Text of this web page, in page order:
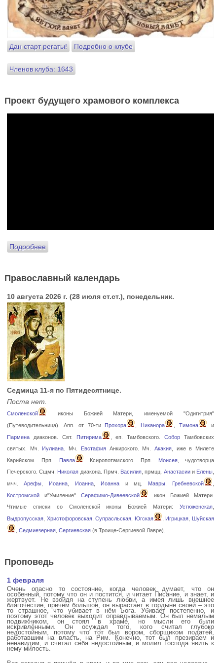
Дан старт регаты! Подробно о клубе
Членов клуба: 1643
Проект будущего храмового комплекса
Подробнее
Православный календарь
10 августа 2026 г. (28 июля ст.ст.), понедельник.
Седмица 11-я по Пятидесятнице.
Поста нет.
Смоленской
иконы Божией Матери, именуемой "Одигитрия"
(Путеводительница). Апп. от 70-ти Прохора Никанора ,Тимона
и
Парменадиаконов. Свт. Питирима , еп. Тамбовского.Собор Тамбовских
святых. Мч. Иулиана . Мч. ЕвстафияАнкирского. Мч. Акакия, иже в Милете
Карийском. Прп.
Павла Ксиропотамского. Прп. Моисея, чудотворца
Печерского. Сщмч. Николая диакона. Прмч. Василия , прмцц. Анастасиии Елены
мчч.Арефы Иоанна, Иоанна, Иоанна и мц. Мавры. Гребневской
Костромскойи"Умиление"Серафимо-Дивеевской
икон Божией Матери.
Чтимые списки со Смоленской иконы Божией Матери:Устюженская
Выдропусская, Христофоровская,Супрасльская Югская Игрицкая
Шуйская
Седмиезерная, Сергиевская(в Троице-Сергиевой Лавре).
Проповедь
1 февраля
Очень опасно то состояние, когда человек думает, что он
особенный, потому что он и постится, и читает Писание, и знает, и
жертвует. Не взойдя на ступень любви, а имея лишь внешнее
благочестие, причём большое, он вырастает в гордыне своей – это
то страшное, что убивает в нём Бога. Убивает постепенно, и
поэтому этот человек выходит оправдываемым. Он был немалым
подвижником, он стоял в храме, но мысли его были
искривлёнными. Он осуждал того, кого считал глубоко
недостойным, потому что тот был вором, сборщиком податей,
работавшим на власть, на Рим. Конечно, тот был презираем и
ненавидим, и считал себя недостойным, и молил Господа явить к
нему милость.